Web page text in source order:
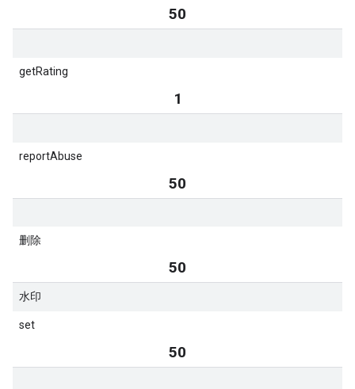
50
getRating
1
reportAbuse
50
删除
50
水印
set
50